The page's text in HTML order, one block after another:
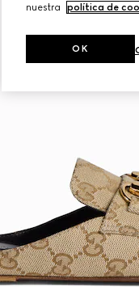
nuestra
política de
OK